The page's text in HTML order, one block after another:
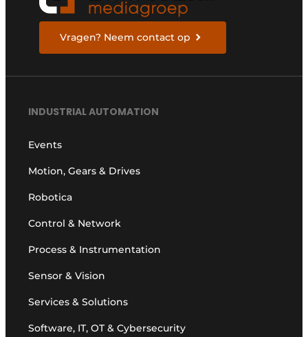
Vragen? Neem contact op
INDUSTRIAL AUTOMATION
Events
Motion, Gears & Drives
Robotica
Control & Network
Process & Instrumentation
Sensor & Vision
Services & Solutions
Software, IT, OT & Cybersecurity